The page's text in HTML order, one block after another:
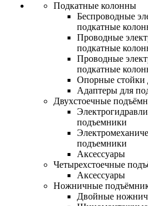
Подкатные колонны
Беспроводные
подкатные
Проводные
подкатные
Проводные
подкатные
Опорные стойки
Адаптеры для
Двухстоечные
подъемники
подъемники
Аксессуары
Четырехстоечные
Аксессуары
Ножничные
Двойные